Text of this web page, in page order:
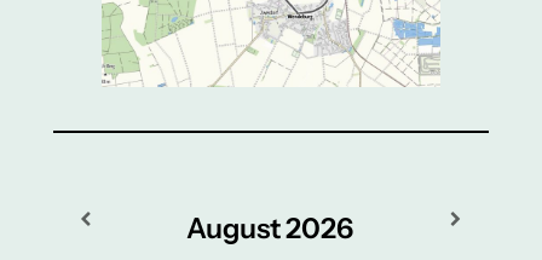
August2026